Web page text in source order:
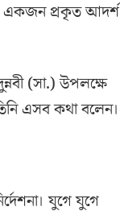
একজন প্রকৃত আদর্শ
(সা.) উপলক্ষে
এসব কথা বলেন।
যুগে যুগে